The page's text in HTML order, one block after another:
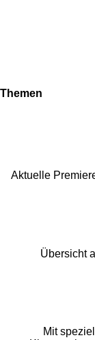
Themen
Aktuelle
Übersicht
Mit